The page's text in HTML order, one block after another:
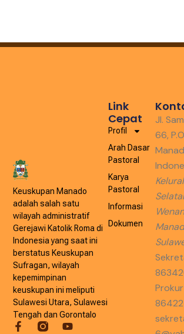
Keuskupan Manado
adalah salah satu
wilayah administratif
Gerejawi Katolik Roma di
Indonesia yang saat ini
berstatus Keuskupan
Sufragan, wilayah
kepemimpinan
keuskupan ini meliputi
Sulawesi Utara, Sulawesi
Tengah dan Gorontalo
Link
Cepat
Profil
Arah Dasar
Pastoral
Karya
Pastoral
Informasi
Dokumen
Jl.
66,